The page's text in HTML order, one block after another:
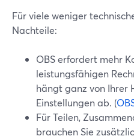
Für viele weniger
Nachteile:
OBS erfordert mehr
leistungsfähigen
hängt ganz von Ihrer
Einstellungen ab. (
Für Teilen,
brauchen Sie